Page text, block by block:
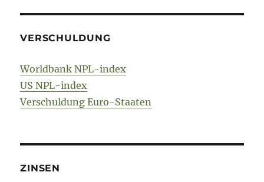
VERSCHULDUNG
Worldbank NPL-index
US NPL-index
Verschuldung Euro-Staaten
ZINSEN